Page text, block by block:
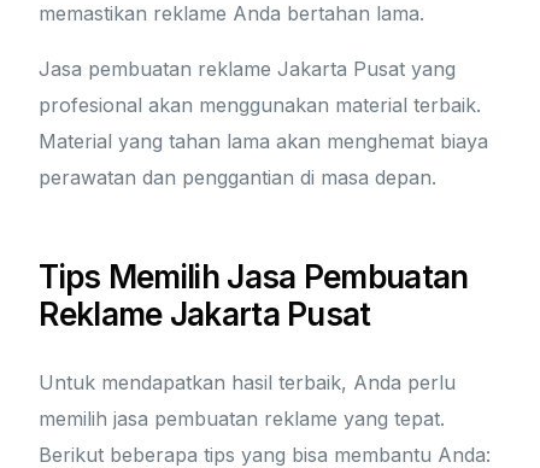
memastikan reklame Anda bertahan lama.
Jasa pembuatan reklame Jakarta Pusat yang
profesional akan menggunakan material terbaik.
Material yang tahan lama akan menghemat biaya
perawatan dan penggantian di masa depan.
Tips Memilih Jasa Pembuatan
Reklame Jakarta Pusat
Untuk mendapatkan hasil terbaik, Anda perlu
memilih jasa pembuatan reklame yang tepat.
Berikut beberapa tips yang bisa membantu Anda: